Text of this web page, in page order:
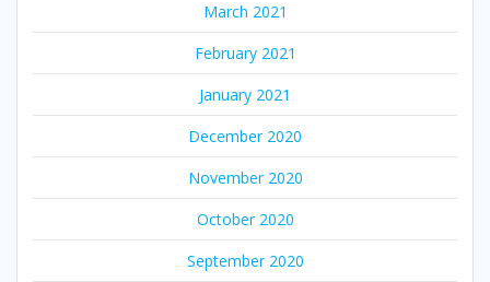
March 2021
February 2021
January 2021
December 2020
November 2020
October 2020
September 2020